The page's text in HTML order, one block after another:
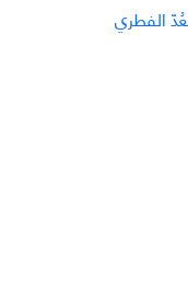
الفطري